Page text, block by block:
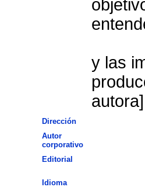
y las
Dirección
Autor
corporativo
Editorial
Idioma